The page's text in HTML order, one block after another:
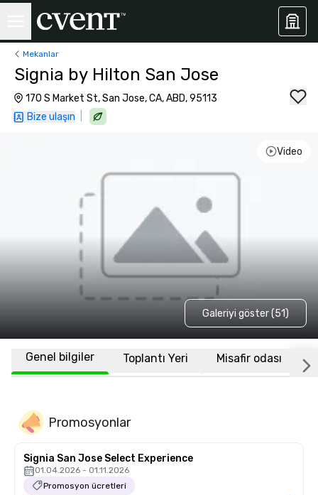
Mekanlar
Signia by Hilton San Jose
170 S Market St, San Jose, CA, ABD, 95113
Bize ulaşın
Video
Galeriyi göster (51)
Genel bilgiler Toplantı Yeri Misafir odası
Promosyonlar
Signia San Jose Select Experience
01.04.2026 - 01.11.2026
Promosyon ücretleri